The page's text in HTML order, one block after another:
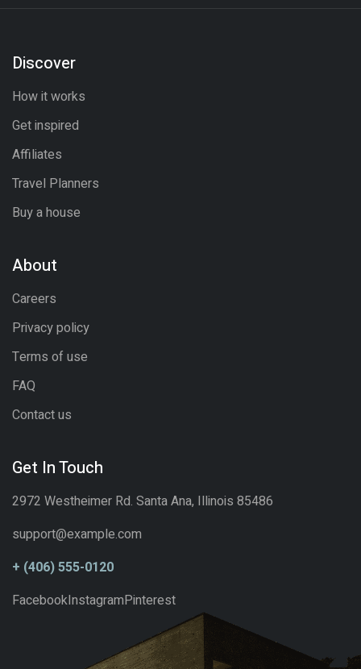
FacebookInstagramPinterest
Discover
How it works
Get inspired
Affiliates
Travel Planners
Buy a house
About
Careers
Privacy policy
Terms of use
FAQ
Contact us
Get In Touch
2972 Westheimer Rd. Santa Ana, Illinois 85486
support@example.com
+ (406) 555-0120